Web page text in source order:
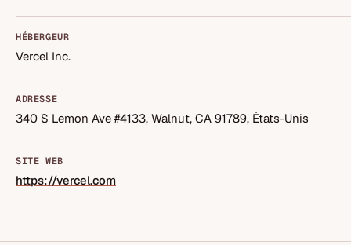
HÉBERGEUR
Vercel Inc.
ADRESSE
340 S Lemon Ave #4133, Walnut, CA 91789, États-Unis
SITE WEB
https://vercel.com